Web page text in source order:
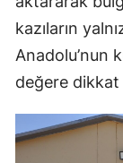
kazıların
Anadolu’nun
değere